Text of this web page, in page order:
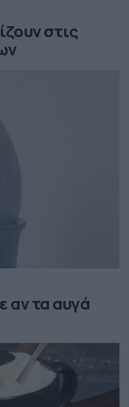
στις
αν τα αυγά